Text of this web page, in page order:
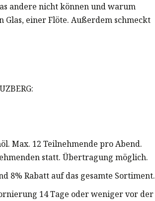
andere nicht können und warum
einer Flöte. Außerdem schmeckt
Max. 12 Teilnehmende pro Abend.
statt. Übertragung möglich.
8% Rabatt auf das gesamte Sortiment.
14 Tage oder weniger vor der